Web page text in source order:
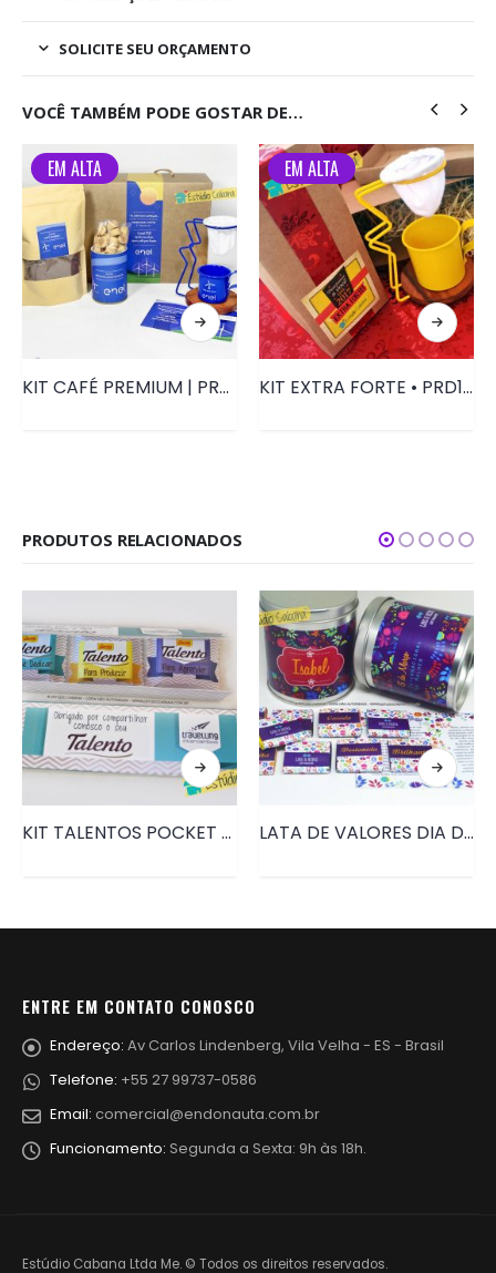
SOLICITE SEU ORÇAMENTO
VOCÊ TAMBÉM PODE GOSTAR DE…
EM ALTA
KIT CAFÉ PREMIUM | PRD076
EM ALTA
KIT EXTRA FORTE • PRD125
PRODUTOS RELACIONADOS
KIT TALENTOS POCKET • PRD005 LATA DE VALORES DIA DA MULHER • PRD043
ENTRE EM CONTATO CONOSCO
Endereço: Av Carlos Lindenberg, Vila Velha - ES - Brasil
Telefone: +55 27 99737-0586
Email: comercial@endonauta.com.br
Funcionamento: Segunda a Sexta: 9h às 18h.
Estúdio Cabana Ltda Me. © Todos os direitos reservados.